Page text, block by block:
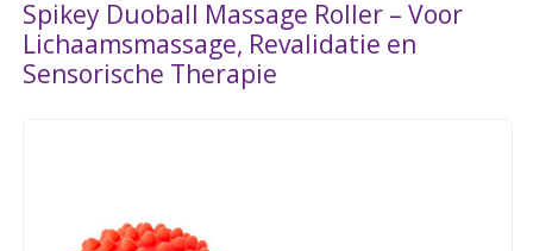
Spikey Duoball Massage Roller – Voor
Lichaamsmassage, Revalidatie en
Sensorische Therapie